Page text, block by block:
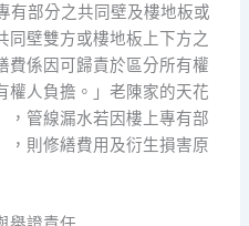
有部分之共同壁及樓地板或
同壁雙方或樓地板上下方之
費係因可歸責於區分所有權
權人負擔。」老陳家的天花
，管線漏水若因樓上專有部
，則修繕費用及衍生損害原